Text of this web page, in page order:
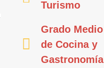
Turismo
Grado Medio
de Cocina y
Gastronomía